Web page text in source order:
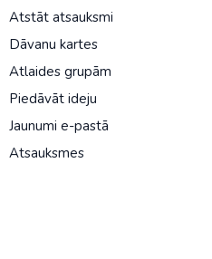
Atstāt atsauksmi
Dāvanu kartes
Atlaides grupām
Piedāvāt ideju
Jaunumi e-pastā
Atsauksmes